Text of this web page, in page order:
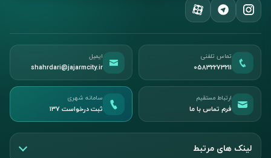
تماس تلفنی
05832273211
ایمیل
shahrdari@jajarmcity.ir
ارتباط مستقیم
فرم تماس با ما
سامانه شهری
ثبت درخواست ۱۳۷
لینک های مرتبط